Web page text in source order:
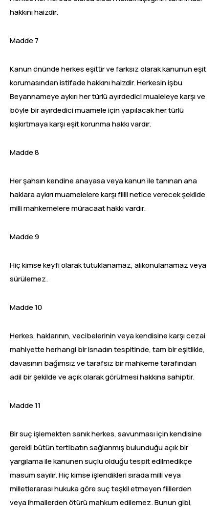
hakkını haizdir.
Madde 7
Kanun önünde herkes eşittir ve farksız olarak kanunun eşit
korumasından istifade hakkını haizdir. Herkesin işbu
Beyannameye aykırı her türlü ayırdedici mualeleye karşı ve
böyle bir ayırdedici muamele için yapılacak her türlü
kışkırtmaya karşı eşit korunma hakkı vardır.
Madde 8
Her şahsın kendine anayasa veya kanun ile tanınan ana
haklara aykırı muamelelere karşı fiilli netice verecek şekilde
milli mahkemelere müracaat hakkı vardır.
Madde 9
Hiç kimse keyfi olarak tutuklanamaz, alıkonulanamaz veya
sürülemez.
Madde 10
Herkes, haklarının, vecibelerinin veya kendisine karşı cezai
mahiyette herhangi bir isnadın tespitinde, tam bir eşitlikle,
davasının bağımsız ve tarafsız bir mahkeme tarafından
adil bir şekilde ve açık olarak görülmesi hakkına sahiptir.
Madde 11
Bir suç işlemekten sanık herkes, savunması için kendisine
gerekli bütün tertibatın sağlanmış bulunduğu açık bir
yargılama ile kanunen suçlu olduğu tespit edilmedikçe
masum sayılır. Hiç kimse işlendikleri sırada milli veya
milletlerarası hukuka göre suç teşkil etmeyen fiillerden
veya ihmallerden ötürü mahkum edilemez. Bunun gibi,